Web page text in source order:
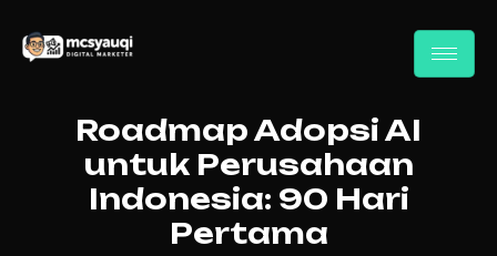
Roadmap Adopsi AI
untuk Perusahaan
Indonesia: 90 Hari
Pertama